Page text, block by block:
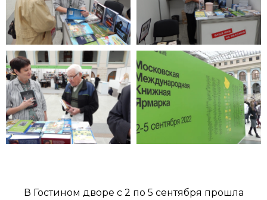
В Гостином дворе с 2 по 5 сентября прошла